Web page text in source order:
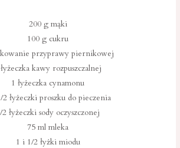
200 g mąki
100 g cukru
przyprawy piernikowej
kawy rozpuszczalnej
1 łyżeczka cynamonu
2 łyżeczki proszku do pieczenia
2 łyżeczki sody oczyszczonej
75 ml mleka
1 i 1/2 łyżki miodu